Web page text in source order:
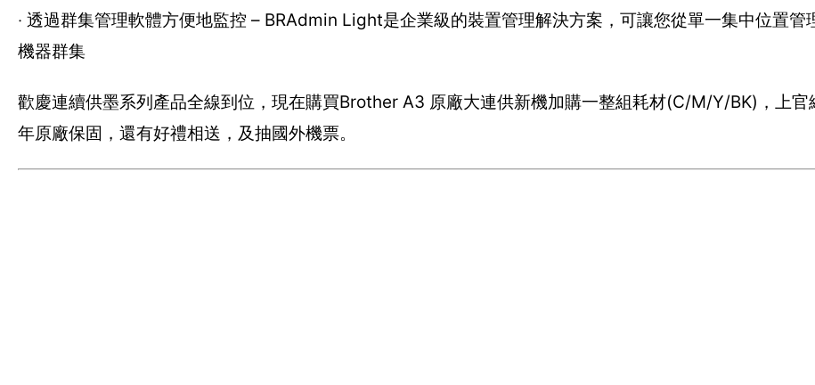
‧ 透過群集管理軟體方便地監控 – BRAdmin Light是企業級的裝置管理解決方案，可讓您從單一集中位置管
機器群集
歡慶連續供墨系列產品全線到位，現在購買Brother A3 原廠大連供新機加購一整組耗材(C/M/Y/BK)，上官
年原廠保固，還有好禮相送，及抽國外機票。